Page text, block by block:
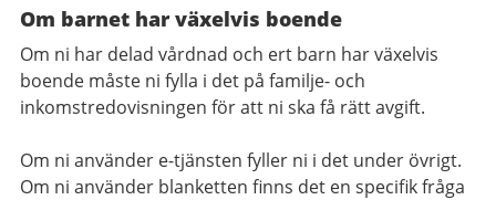
Om barnet har växelvis boende
Om ni har delad vårdnad och ert barn har växelvis
boende måste ni fylla i det på familje- och
inkomstredovisningen för att ni ska få rätt avgift.
Om ni använder e-tjänsten fyller ni i det under övrigt.
Om ni använder blanketten finns det en specifik fråga